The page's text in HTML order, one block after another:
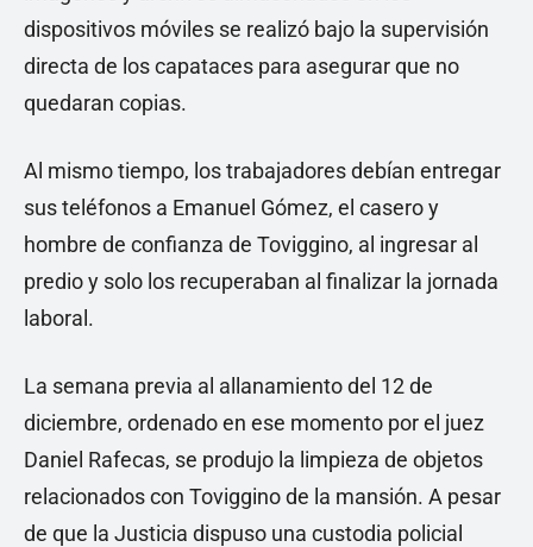
dispositivos móviles se realizó bajo la supervisión
directa de los capataces para asegurar que no
quedaran copias.
Al mismo tiempo, los trabajadores debían entregar
sus teléfonos a Emanuel Gómez, el casero y
hombre de confianza de Toviggino, al ingresar al
predio y solo los recuperaban al finalizar la jornada
laboral.
La semana previa al allanamiento del 12 de
diciembre, ordenado en ese momento por el juez
Daniel Rafecas, se produjo la limpieza de objetos
relacionados con Toviggino de la mansión. A pesar
de que la Justicia dispuso una custodia policial